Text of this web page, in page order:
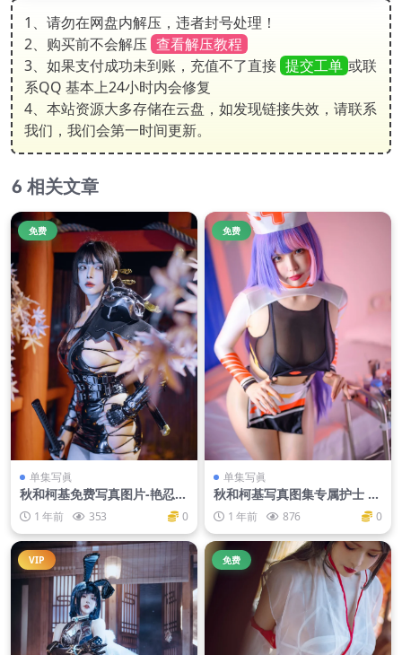
1、请勿在网盘内解压，违者封号处理！
2、购买前不会解压 查看解压教程
3、如果支付成功未到账，充值不了直接 提交工单 或联
系QQ 基本上24小时内会修复
4、本站资源大多存储在云盘，如发现链接失效，请联系
我们，我们会第一时间更新。
相关文章
免费
单集写眞
秋和柯基免费写真图片-艳忍
[67P2V-1.34GB]
1 年前 353 0
免费
单集写眞
秋和柯基写真图集专属护士 真
爱版 [68P3V-2.64GB]
1 年前 876 0
VIP 免费